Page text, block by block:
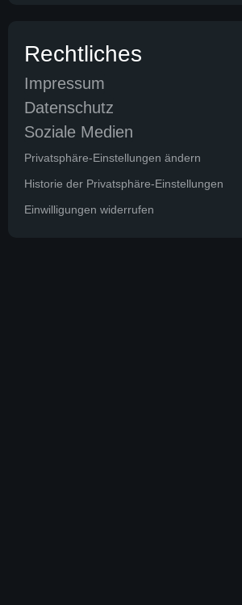
Rechtliches
Impressum
Datenschutz
Soziale Medien
Privatsphäre-Einstellungen ändern
Historie der Privatsphäre-Einstellungen
Einwilligungen widerrufen